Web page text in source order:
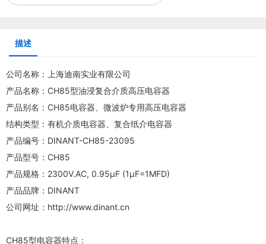
描述
公司名称：上海迪南实业有限公司
产品名称：CH85型油浸复合介质高压电容器
产品别名： CH85电容器 、微波炉专用高压电容器
结构类型：有机介质电容器、复合纸介电容器
产品编号：DINANT-CH85-23095
产品型号：CH85
产品规格：2300V.AC, 0.95μF (1μF=1MFD)
产品品牌：DINANT
公司网址：http://www.dinant.cn
CH85型电容器特点：